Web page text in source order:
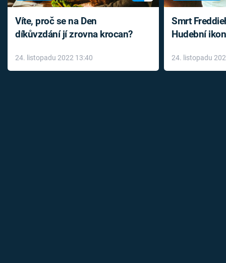
Víte, proč se na Den
díkůvzdání jí zrovna krocan?
24. listopadu 2022 13:40
Smrt
Hudební
léky
24. listopadu